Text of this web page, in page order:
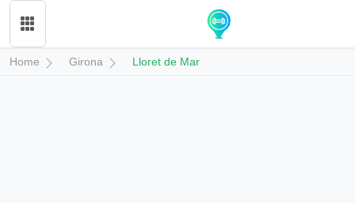
Home Girona Lloret de Mar